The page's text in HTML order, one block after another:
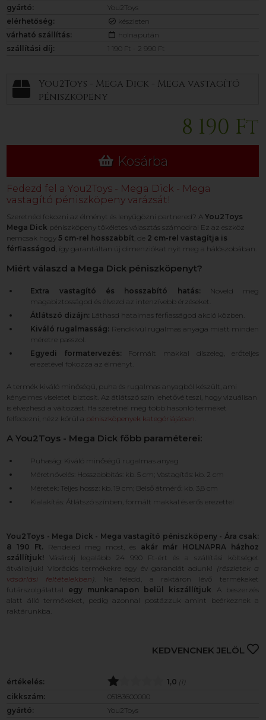
gyártó:
You2Toys
elérhetőség:
készleten
várható szállítás:
holnapután
szállítási díj:
1 190 Ft - 2 990 Ft
You2Toys - Mega Dick - Mega vastagító
péniszköpeny
8 190 Ft
Kosárba
Fedezd fel a You2Toys - Mega Dick - Mega
vastagító péniszköpeny varázsát!
Szeretnéd fokozni az élményt és lenyűgözni partnered? AYou2Toys
Mega Dick péniszköpeny tökéletes választás számodra! Ez az eszköz
nemcsak hogy5 cm-rel hosszabbít, de 2 cm-rel vastagítja is
férfiasságod , így garantáltan új dimenziókat nyit meg a hálószobában.
Miért válaszd a Mega Dick péniszköpenyt?
Extra vastagító és hosszabító hatás: Növeld meg
magabiztosságod és élvezd az intenzívebb érzéseket.
Átlátszó dizájn: Láthasd hatalmas férfiasságod akció közben.
Kiváló rugalmasság: Rendkívül rugalmas anyaga miatt minden
méretre passzol.
Egyedi formatervezés: Formált makkal díszeleg, erőteljes
erezetével fokozza az élményt.
A termék kiváló minőségű, puha és rugalmas anyagból készült, ami
kényelmes viseletet biztosít. Az átlátszó szín lehetővé teszi, hogy vizuálisan
is élvezhesd a változást. Ha szeretnél még több hasonló terméket
felfedezni, nézz körül a péniszköpenyek kategóriájában
A You2Toys - Mega Dick főbb paraméterei:
Puhaság: Kiváló minőségű rugalmas anyag
Méretnövelés: Hosszabbítás: kb. 5 cm; Vastagítás: kb. 2 cm
Méretek: Teljes hossz: kb. 19 cm; Belső átmérő: kb. 3,8 cm
Kialakítás: Átlátszó színben, formált makkal és erős erezettel
You2Toys - Mega Dick - Mega vastagító péniszköpeny - Ára csak:
8 190 Ft. Rendeled meg most, és akár már HOLNAPRA házhoz
szállítjuk! Vásárolj legalább 24 990 Ft-ért és a szállítási költséget
átvállaljuk! Vibrációs termékekre egy év garanciát adunk! (részletek a
vásárlási feltételekben ) . Ne feledd, a raktáron lévő termékeket
futárszolgálattal egy munkanapon belül kiszállítjuk . A beszerzés
alatt álló termékeket, pedig azonnal postázzuk amint beérkeznek a
raktárunkba.
KEDVENCNEK JELÖL
értékelés: 1,0 (1)
cikkszám:
05183600000
gyártó:
You2Toys